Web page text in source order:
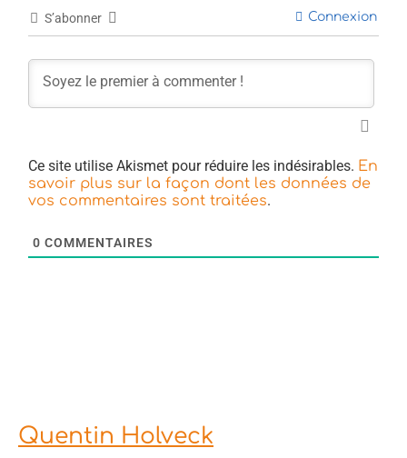
S’abonner Connexion
Ce site utilise Akismet pour réduire les indésirables. En
savoir plus sur la façon dont les données de
vos commentaires sont traitées.
0 COMMENTAIRES
Quentin Holveck